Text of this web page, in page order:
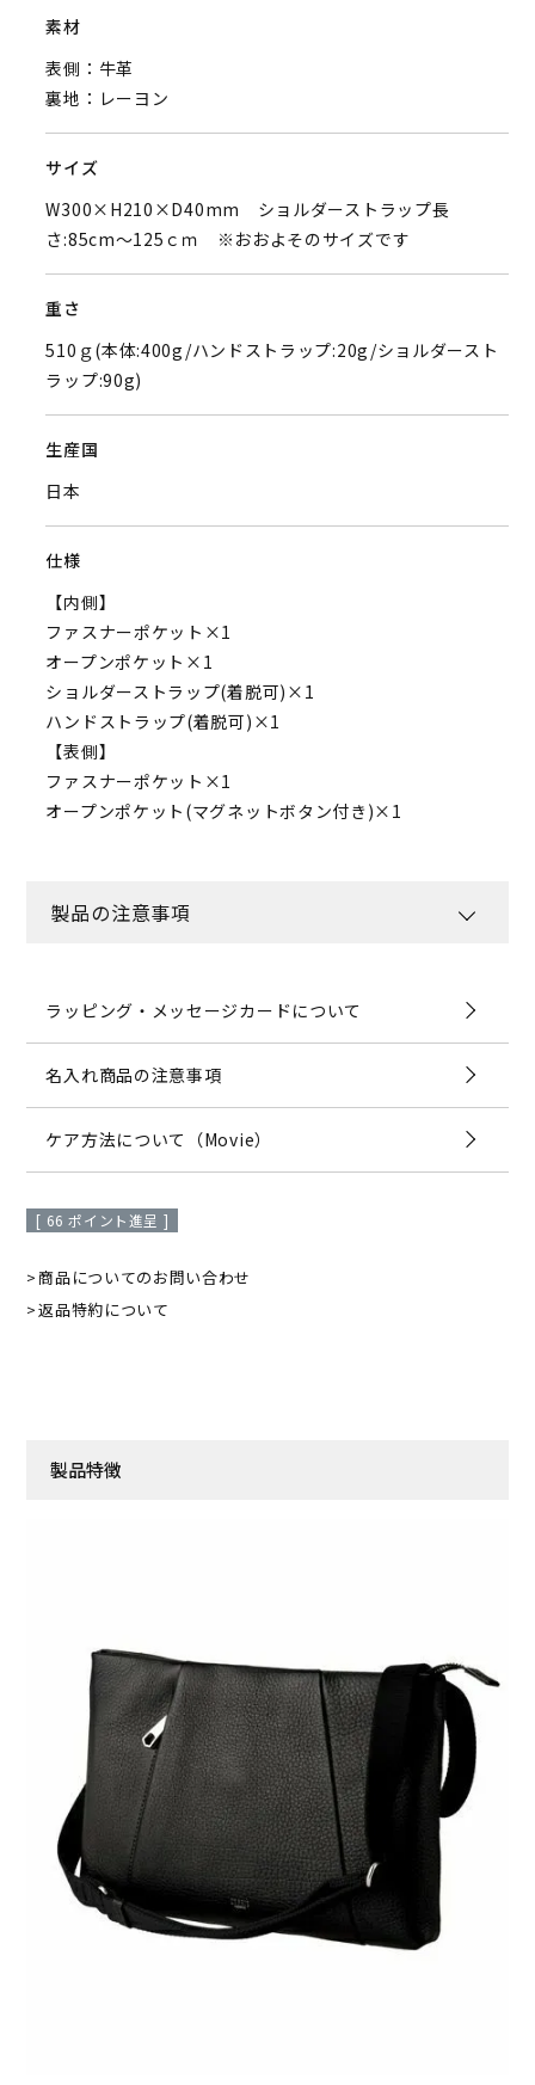
素材
表側：牛革
裏地：レーヨン
サイズ
W300×H210×D40mm ショルダーストラップ長
さ:85cm～125ｃｍ ※おおよそのサイズです
重さ
510ｇ(本体:400g/ハンドストラップ:20g/ショルダースト
ラップ:90g)
生産国
日本
仕様
【内側】
ファスナーポケット×1
オープンポケット×1
ショルダーストラップ(着脱可)×1
ハンドストラップ(着脱可)×1
【表側】
ファスナーポケット×1
オープンポケット(マグネットボタン付き)×1
製品の注意事項
ラッピング・メッセージカードについて
名入れ商品の注意事項
ケア方法について（Movie）
[ 66 ポイント進呈 ]
商品についてのお問い合わせ
返品特約について
製品特徴